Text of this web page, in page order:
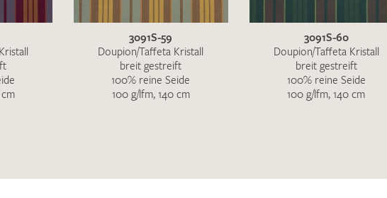
Ich bin damit einverstanden, dass meine angegebenen Daten zur
genutzt werden. DieDatenschutzbestimmungen habe ich zur Kenntnis
3091S-59
Doupion/Taffeta Kristall
breit gestreift
100% reine Seide
100 g/lfm, 140 cm
3091S-60
Doupion/Taffeta Kristall
breit gestreift
100% reine Seide
100 g/lfm, 140 cm